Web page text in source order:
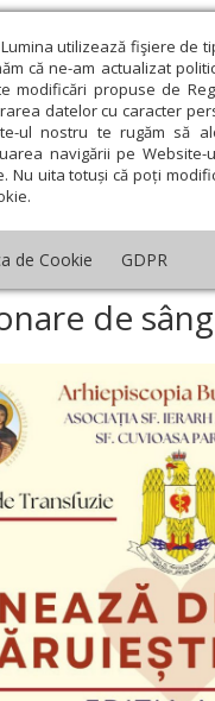
utilizează fişiere de
că ne-am actualizat
modificări propuse de
datelor cu caracter
ul nostru te rugăm să
navigării pe
Nu uita totuși că poți
de Cookie GDPR
Teologie și
de donare de sânge în
de
Ianuarie